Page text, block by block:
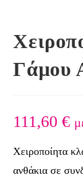
Γάμου
111,60€
Χειροποίητα
ανθάκια σε